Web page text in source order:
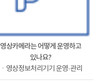
영상카메라는 어떻게 운영하고
있나요?
ㆍ영상정보처리기기 운영·관리